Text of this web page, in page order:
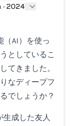
· 2024
AI）を使っ
としているこ
てきました。
なディープフ
でしょうか？
生成した友人